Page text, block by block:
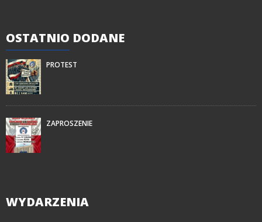
OSTATNIO DODANE
PROTEST
ZAPROSZENIE
WYDARZENIA